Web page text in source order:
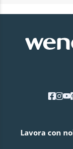
Lavora con